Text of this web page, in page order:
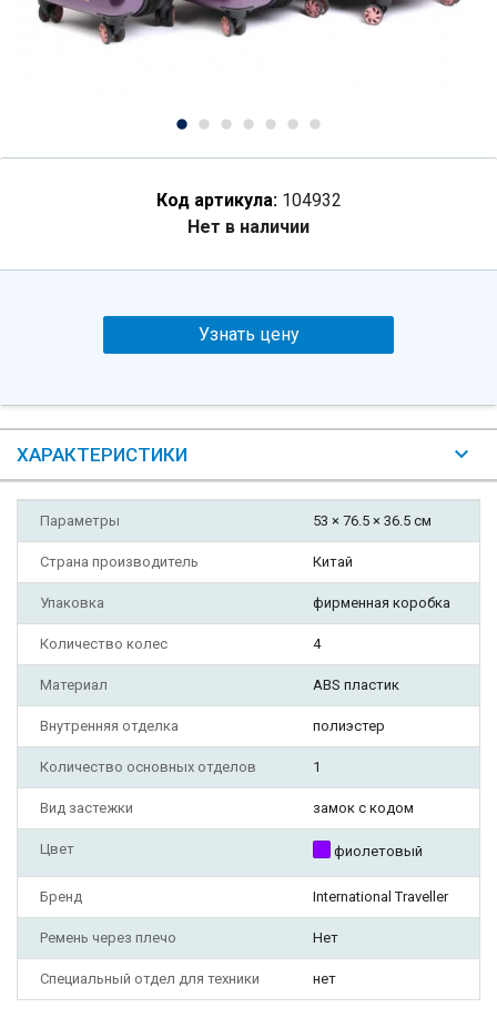
Код артикула: 104932
Нет в наличии
Узнать цену
ХАРАКТЕРИСТИКИ
Параметры 53 × 76.5 × 36.5 см
Страна производитель Китай
Упаковка фирменная коробка
Количество колес 4
Материал ABS пластик
Внутренняя отделка полиэстер
Количество основных отделов 1
Вид застежки замок с кодом
Цвет фиолетовый
Бренд International Traveller
Ремень через плечо Нет
Специальный отдел для техники нет